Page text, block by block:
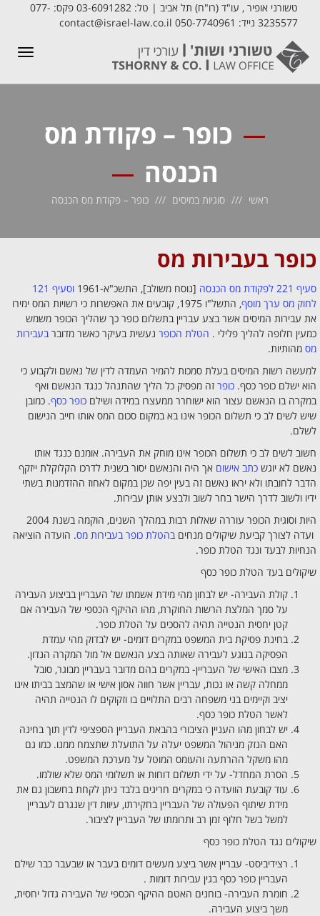
טשורני אופיר , עו"ד (רו"ח) תל אביב | טל: 03-6091282 פקס: 077-
3235577 נייד: 050-7740961 contact@israel-law.co.il
כופר – פקודת מס
הכנסה
ראשי סוגיות במיסים כופר – פקודת מס הכנסה
כופר בעבירות מס
סעיף 221 לפקודת מס הכנסה [נוסח משולב], התשכ"א-1961
וסעיף 121
לחוק מס ערך מוסף
, התשל"ו 1975, קובעים את האפשרות כי רשויות המס ימירו
את עבירות המיסים אשר בצע עבריין בתשלום כופר כך שהליך הכופר משמש
כמעין חלופה להליך פלילי . הטלת הכופר נעשית בעיקר כאשר מדוברבעבירות
מס מהותיות.
למעשה רשות המיסים בעלת סמכות להמיר העמדה לדין של נאשם ולקבוע כי
הוא ישלם כופר כסף. כופר זה מפסיק כל הליך שהתנהל כנגד הנאשם ואף
במקרה בו הנאשם עצור הוא ישוחרר ממעצרו במידה ושילם כופר כסף. כמובן
שיש לשים לב כי תשלום הכופר אינו בא במקום סכום המס אותו חייב הנישום
לשלם.
חשוב לשים לב כי תשלום הכופר אינו מוחק את העבירה. אומנם כנגד אותו
נאשם לא יוגש כתב אישום אך היה והנאשם יסור בשנית לדרכו הקלוקלת ייזקף
הדבר לחובתו ולא יראו נאשם זה בעין יפה שכן במקום לאחוז ההזדמנות בשתי
ידיו ולשוב לדרך הישר בחר לשוב ולבצע אותן עבירות.
היות וסוגית הכופר עוררה שאלות רבות במהלך השנים, הוקמה בשנת 2004
ועדה לצורך קביעת שיקולים מנחיםבהטלת כופר בעבירות מס. הועדה הוציאה
הנחיות לבעד ונגד הטלת כופר.
שיקולים בעד הטלת כופר כסף
קולת העבירה- יש לבחון מהי מידת אשמתו של העבריין בביצוע העבירה
על סמך המלצת הרשות החוקרת, מהו ההיקף הכספי של העבירה אם
קטן יחסית הנטייה תהיה להסכים על הטלת כופר.
בחינת פסיקת בית המשפט במקרים דומים- יש לבדוק מהי עמדת
הפסיקה בנוגע לעבירה שאותה בצע הנאשם אל מול המקרה הנדון.
מצבו האישי של העבריין- במקרים בהם מדובר בעבריין מבוגר, סובל
ממחלה קשה או נכות, עבריין אשר חווה אסון אישי או שהמצב בביתו אינו
יציב וקיימים בני משפחה רבים התלויים בו וזקוקים לו הנטייה תהיה
לאשר הטלת כופר כסף.
יש לבחון מהו העניין הציבורי בהבאת העבריין הספציפי לדין תוך בחינה
האם הנזק מניהול המשפט יעלה על התועלת שתצמח ממנו. כמו גם
מהו משקל ההרתעה והעומס המוטל על מערכת המשפט.
הסרת המחדל- על ידי תשלום דוחות או תשלומי המס שלא שולמו.
עוד קובעת הוועדה כי במקרים חריגים בלבד ניתן לקחת בחשבון גם את
מידת שיתוף הפעולה של העבריין בחקירתו, עיוות דין שנגרם לעבריין
למשל בשל חלוף זמן רב ותרומתו של העבריין לציבור.
שיקולים נגד הטלת כופר כסף
רצידיביסט- עבריין אשר ביצע מעשים דומים בעבר או שבעבר כבר שילם
העבריין כופר כסף בגין עבירות דומות .
חומרת העבירה- בוחנים האטם ההיקף הכספי של העבירה גדול יחסית,
משך ביצוע העבירה.